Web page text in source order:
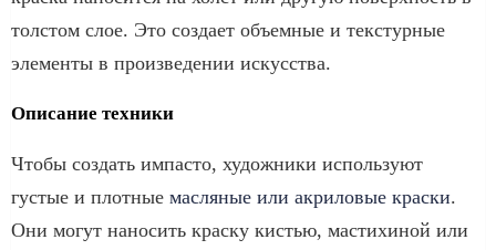
толстом слое. Это создает объемные и текстурные
элементы в произведении искусства.
Описание техники
Чтобы создать импасто, художники используют
густые и плотные масляные или акриловые краски.
Они могут наносить краску кистью, мастихиной или